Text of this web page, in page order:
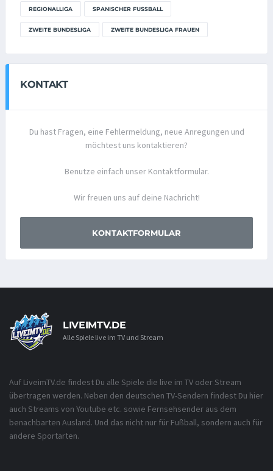
REGIONALLIGA SPANISCHER FUSSBALL
ZWEITE BUNDESLIGA ZWEITE BUNDESLIGA FRAUEN
KONTAKT
Du hast Fragen, eine Fehlermeldung, neue Anregungen und
möchtest uns kontaktieren?
Benutze einfach unser Kontaktformular.
Wir freuen uns auf deine Nachricht!
KONTAKTFORMULAR
LIVEIMTV.DE
Alle Spiele live im TV und Stream
Auf LiveimTV.de findest Du alle Spiele die live im TV oder Stream
übertragen werden. Neben den deutschen TV-Sendern findest Du hier
auch Streams von Youtube etc. sowie Fernsehsender aus dem
benachbarten Ausland. Und das nicht nur für Fußball, sondern auch für
andere Sportarten.